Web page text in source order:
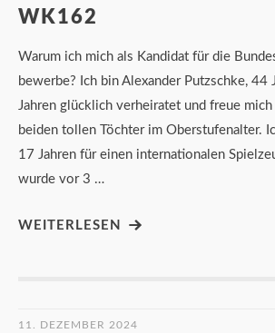
WK162
Warum ich mich als Kandidat für die
bewerbe? Ich bin Alexander Putzschke, 44
Jahren glücklich verheiratet und freue
beiden tollen Töchter im Oberstufenalter.
17 Jahren für einen internationalen
wurde vor 3 …
WEITERLESEN
11. DEZEMBER 2024